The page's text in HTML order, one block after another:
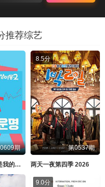
推荐综艺
期
同床异梦2：你是我的命运 2026
8.5分
第0537期
两天一夜第四季 2026
9.0分